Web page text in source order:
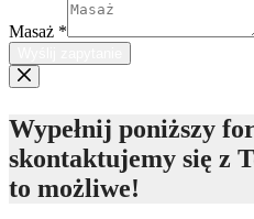
Masaż *
Wypełnij poniższy
skontaktujemy się z
to możliwe!